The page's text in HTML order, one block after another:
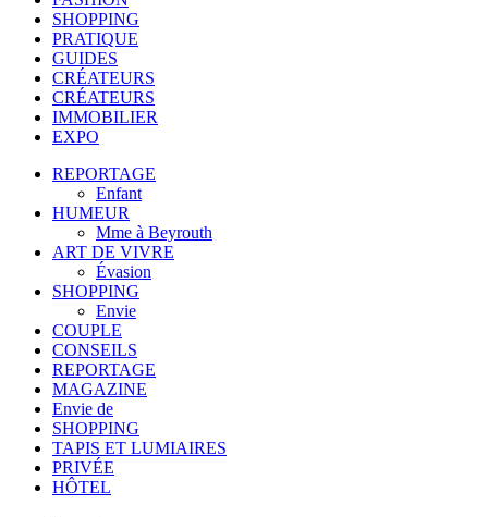
SHOPPING
PRATIQUE
GUIDES
CRÉATEURS
CRÉATEURS
IMMOBILIER
EXPO
REPORTAGE
Enfant
HUMEUR
Mme à Beyrouth
ART DE VIVRE
Évasion
SHOPPING
Envie
COUPLE
CONSEILS
REPORTAGE
MAGAZINE
Envie de
SHOPPING
TAPIS ET LUMIAIRES
PRIVÉE
HÔTEL